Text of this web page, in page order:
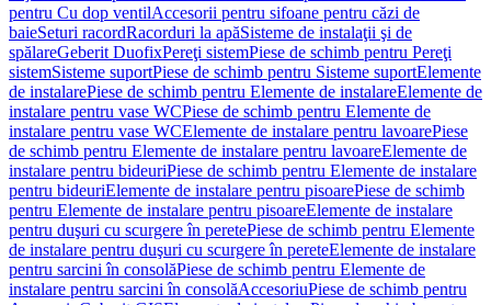
pentru Cu dop ventilAccesorii pentru sifoane pentru căzi de
baieSeturi racordRacorduri la apăSisteme de instalaţii şi de
spălareGeberit DuofixPereţi sistemPiese de schimb pentru Pereţi
sistemSisteme suportPiese de schimb pentru Sisteme suportElemente
de instalarePiese de schimb pentru Elemente de instalareElemente de
instalare pentru vase WCPiese de schimb pentru Elemente de
instalare pentru vase WCElemente de instalare pentru lavoarePiese
de schimb pentru Elemente de instalare pentru lavoareElemente de
instalare pentru bideuriPiese de schimb pentru Elemente de instalare
pentru bideuriElemente de instalare pentru pisoarePiese de schimb
pentru Elemente de instalare pentru pisoareElemente de instalare
pentru duşuri cu scurgere în peretePiese de schimb pentru Elemente
de instalare pentru duşuri cu scurgere în pereteElemente de instalare
pentru sarcini în consolăPiese de schimb pentru Elemente de
instalare pentru sarcini în consolăAccesoriuPiese de schimb pentru